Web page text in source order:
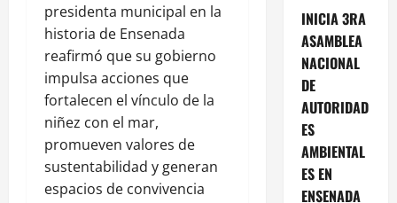
presidenta municipal en la
historia de Ensenada
reafirmó que su gobierno
impulsa acciones que
fortalecen el vínculo de la
niñez con el mar,
promueven valores de
sustentabilidad y generan
espacios de convivencia
INICIA 3RA
ASAMBLEA
NACIONAL
DE
AUTORIDAD
ES
AMBIENTAL
ES EN
ENSENADA